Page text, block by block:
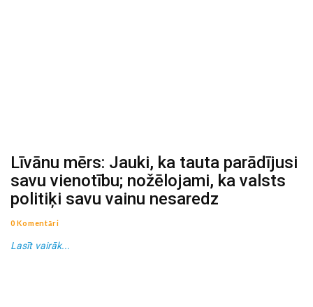
Līvānu mērs: Jauki, ka tauta parādījusi
savu vienotību; nožēlojami, ka valsts
politiķi savu vainu nesaredz
0 Komentāri
Lasīt vairāk...